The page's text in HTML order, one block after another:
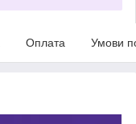
Оплата Умови